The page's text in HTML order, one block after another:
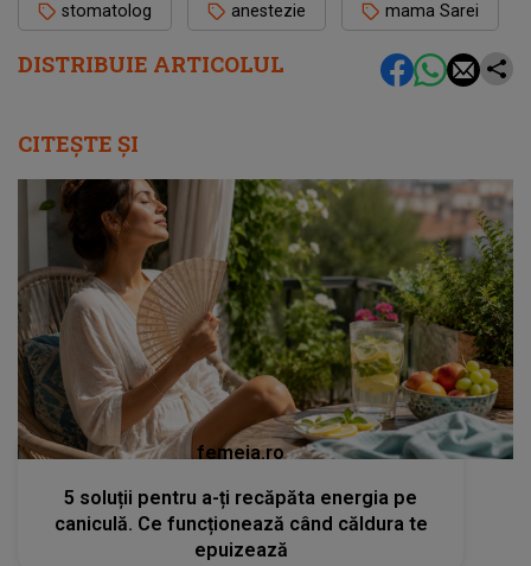
DISTRIBUIE ARTICOLUL
stomatolog anestezie mama Sarei
CITEȘTE ȘI
femeia.ro
5 soluții pentru a-ți recăpăta energia pe
caniculă. Ce funcționează când căldura te
epuizează